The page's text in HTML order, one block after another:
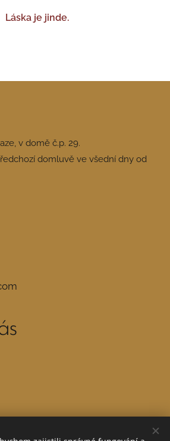
Láska je jinde.
v domě č.p. 29.
domluvě ve všední dny od